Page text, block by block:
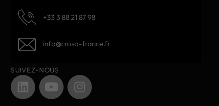
+33 3 88 21 87 98
info@croso-france.fr
SUIVEZ-NOUS